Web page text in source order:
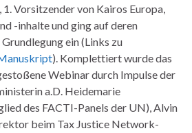
1. Vorsitzender von Kairos Europa,
-inhalte und ging auf deren
ein (Links zu
). Komplettiert wurde das
Webinar durch Impulse der
a.D. Heidemarie
des FACTI-Panels der UN), Alvin
beim Tax Justice Network-